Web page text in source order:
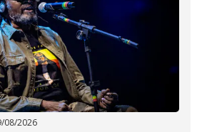
08/2026